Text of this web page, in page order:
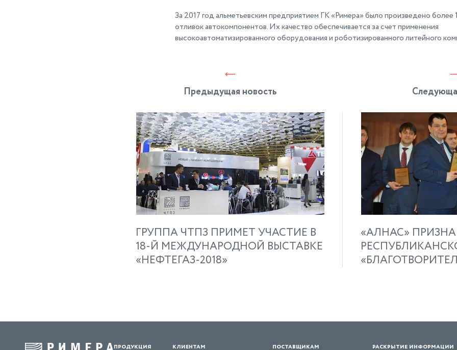
За 2017 год альметьевским предприятием ГК «Римера» было произведено более
отливок автокомпонентов. Их качество обеспечивается за счет применения
высокоавтоматизированного оборудования и роботизированного литейного
Предыдущая новость
ГРУППА ЧТПЗ ПРИМЕТ УЧАСТИЕ В
18-Й МЕЖДУНАРОДНОЙ ВЫСТАВКЕ
«НЕФТЕГАЗ-2018»
«АЛНАС»
продукция клиентам поставщикам раскрытие информации